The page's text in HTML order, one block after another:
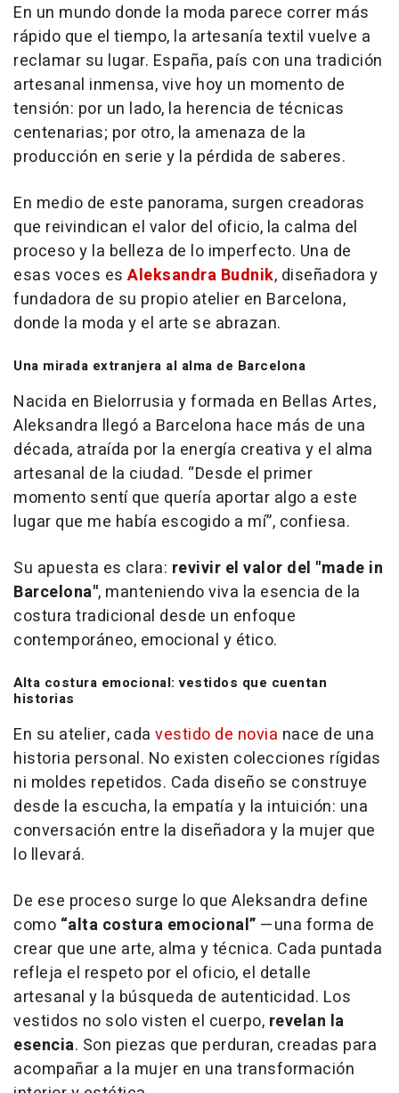
En un mundo donde la moda parece correr más
rápido que el tiempo, la artesanía textil vuelve a
reclamar su lugar. España, país con una tradición
artesanal inmensa, vive hoy un momento de
tensión: por un lado, la herencia de técnicas
centenarias; por otro, la amenaza de la
producción en serie y la pérdida de saberes.
En medio de este panorama, surgen creadoras
que reivindican el valor del oficio, la calma del
proceso y la belleza de lo imperfecto. Una de
esas voces esAleksandra Budnik, diseñadora y
fundadora de su propio atelier en Barcelona,
donde la moda y el arte se abrazan.
Una mirada extranjera al alma de Barcelona
Nacida en Bielorrusia y formada en Bellas Artes,
Aleksandra llegó a Barcelona hace más de una
década, atraída por la energía creativa y el alma
artesanal de la ciudad. “Desde el primer
momento sentí que quería aportar algo a este
lugar que me había escogido a mí”, confiesa.
Su apuesta es clara: revivir el valor del "made in
Barcelona", manteniendo viva la esencia de la
costura tradicional desde un enfoque
contemporáneo, emocional y ético.
Alta costura emocional: vestidos que cuentan
historias
En su atelier, cada vestido de novia nace de una
historia personal. No existen colecciones rígidas
ni moldes repetidos. Cada diseño se construye
desde la escucha, la empatía y la intuición: una
conversación entre la diseñadora y la mujer que
lo llevará.
De ese proceso surge lo que Aleksandra define
como “alta costura emocional” —una forma de
crear que une arte, alma y técnica. Cada puntada
refleja el respeto por el oficio, el detalle
artesanal y la búsqueda de autenticidad. Los
vestidos no solo visten el cuerpo, revelan la
esencia. Son piezas que perduran, creadas para
acompañar a la mujer en una transformación